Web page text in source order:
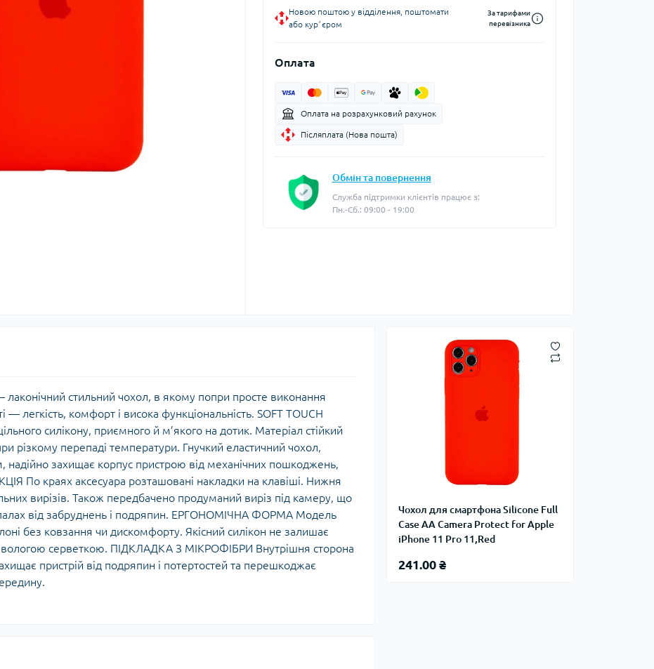
Новою поштою у відділення, поштомати
або курʼєром
За тарифами
перевізника
Оплата
Оплата на розрахунковий рахунок
Післяплата (Нова пошта)
Обмін та повернення
Служба підтримки клієнтів працює з:
Пн.-Сб.: 09:00 - 19:00
Чохол для смартфона Silicone Full
Case AA Camera Protect for Apple
iPhone 11 Pro 11,Red
241.00 ₴
стильний чохол, в якому попри просте виконання
— легкість, комфорт і висока функціональність. SOFT TOUCH
силікону, приємного й м’якого на дотик. Матеріал стійкий
різкому перепаді температури. Гнучкий еластичний чохол,
захищає корпус пристрою від механічних пошкоджень,
По краях аксесуара розташовані накладки на клавіші. Нижня
вирізів. Також передбачено продуманий виріз під камеру, що
від забруднень і подряпин. ЕРГОНОМІЧНА ФОРМА Модель
без ковзання чи дискомфорту. Якісний силікон не залишає
вологою серветкою. ПІДКЛАДКА З МІКРОФІБРИ Внутрішня сторона
пристрій від подряпин і потертостей та перешкоджає